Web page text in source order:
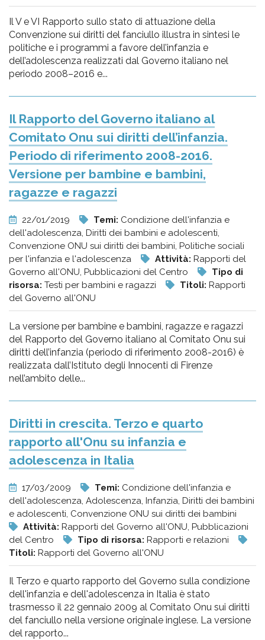
Il V e VI Rapporto sullo stato di attuazione della
Convenzione sui diritti del fanciullo illustra in sintesi le
politiche e i programmi a favore dell’infanzia e
dell’adolescenza realizzati dal Governo italiano nel
periodo 2008–2016 e...
Il Rapporto del Governo italiano al
Comitato Onu sui diritti dell’infanzia.
Periodo di riferimento 2008-2016.
Versione per bambine e bambini,
ragazze e ragazzi
22/01/2019 Temi: Condizione dell'infanzia e
dell'adolescenza, Diritti dei bambini e adolescenti,
Convenzione ONU sui diritti dei bambini, Politiche sociali
per l'infanzia e l'adolescenza
Attività: Rapporti del
Governo all'ONU, Pubblicazioni del Centro
Tipo di
risorsa: Testi per bambini e ragazzi Titoli: Rapporti
del Governo all'ONU
La versione per bambine e bambini, ragazze e ragazzi
del Rapporto del Governo italiano al Comitato Onu sui
diritti dell’infanzia (periodo di riferimento 2008-2016) è
realizzata dall’Istituto degli Innocenti di Firenze
nell’ambito delle...
Diritti in crescita. Terzo e quarto
rapporto all'Onu su infanzia e
adolescenza in Italia
17/03/2009 Temi: Condizione dell'infanzia e
dell'adolescenza, Adolescenza, Infanzia, Diritti dei bambini
e adolescenti, Convenzione ONU sui diritti dei bambini
Attività: Rapporti del Governo all'ONU, Pubblicazioni
del Centro
Tipo di risorsa: Rapporti e relazioni
Titoli: Rapporti del Governo all'ONU
Il Terzo e quarto rapporto del Governo sulla condizione
dell'infanzia e dell'adolescenza in Italia è stato
trasmesso il 22 gennaio 2009 al Comitato Onu sui diritti
del fanciullo nella versione originale inglese. La versione
del rapporto...